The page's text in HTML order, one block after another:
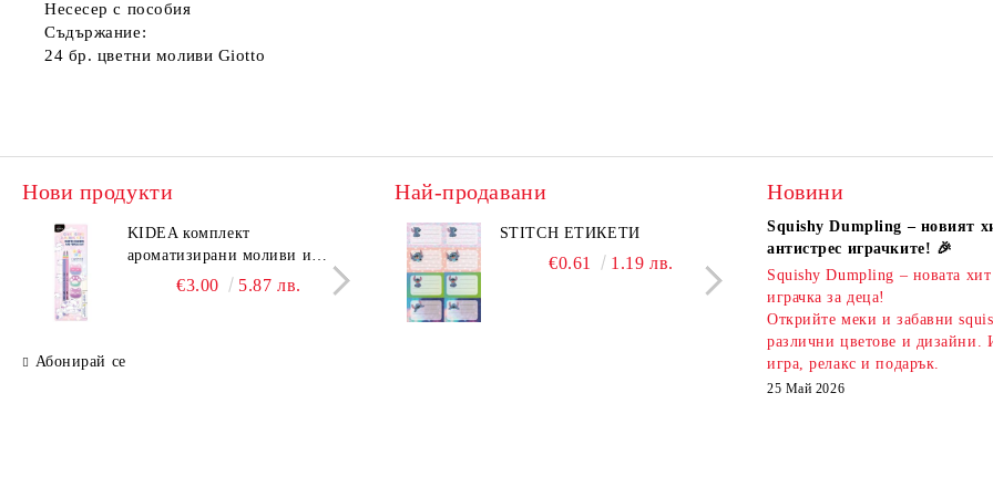
Несесер с пособия
Съдържание:
24 бр. цветни моливи Giotto
Нови продукти
KIDEA комплект
ароматизирани моливи и
гуми Котешки лапи
€3.00 5.87 лв.
KIDEA комплект
ароматизирани моливи и
гуми Капибара
KIDEA комплект 5 бр.
ароматни гуми Bubble Tea
€2.20 4.30 лв.
Абонирай се
Най-продавани
STITCH ЕТИКЕТИ
€0.61 1.19 лв.
PIXELS МОЛИВ С
Новини
Squishy Dumpling – новият
антистрес играчките! 🎉
Squishy Dumpling – новата хит
играчка за деца!
Открийте меки и забавни
различни цветове и дизайни.
игра, релакс и подарък.
25 Май 2026